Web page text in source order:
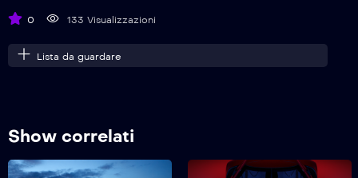
0 133 Visualizzazioni
Lista da guardare
Show correlati